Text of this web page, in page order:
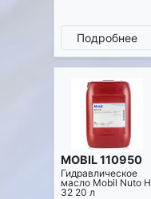
Подробнее
MOBIL 110950
Гидравлическое
масло Mobil Nuto H
32 20 л